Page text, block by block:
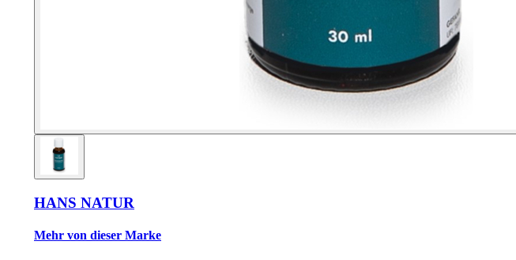
HANS NATUR
Mehr von dieser Marke